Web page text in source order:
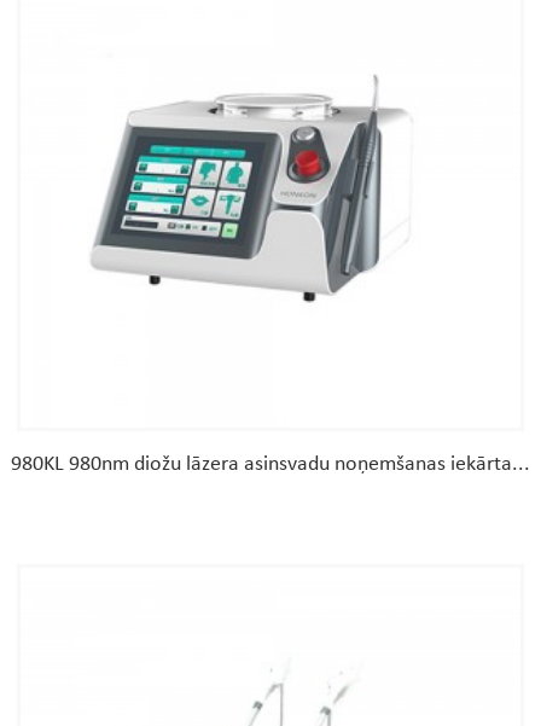
980KL 980nm diožu lāzera asinsvadu noņemšanas iekārta...